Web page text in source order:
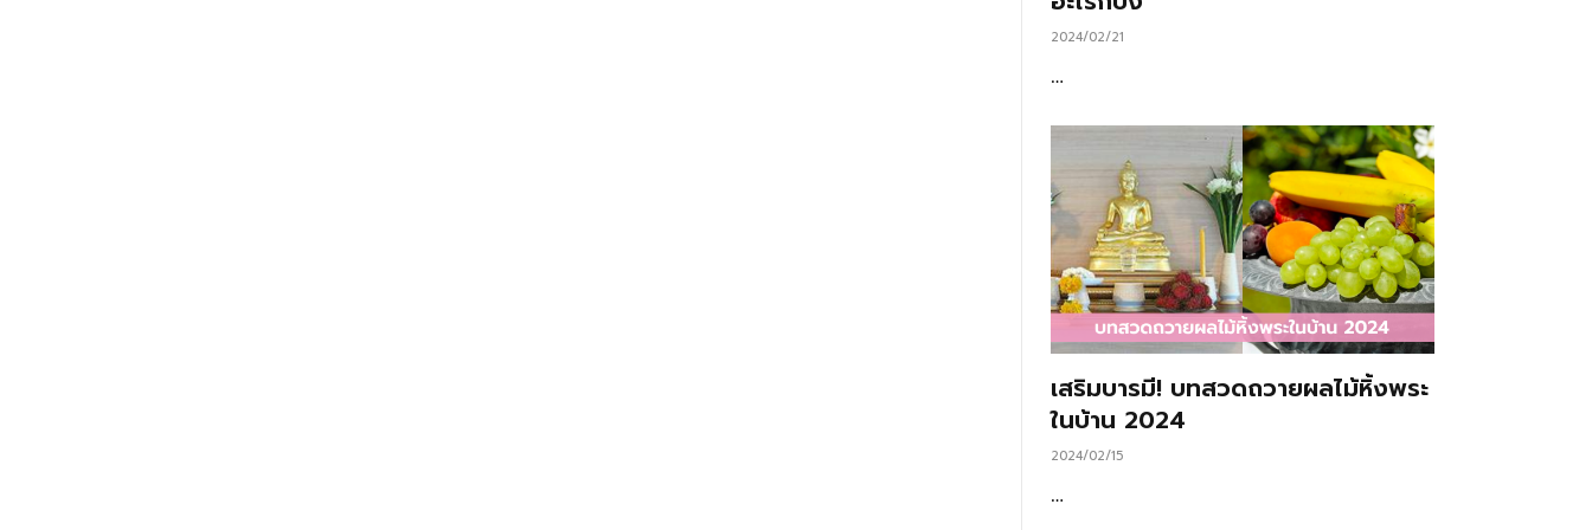
2024/02/21
…
เสริมบารมี! บทสวดถวายผลไม้หิ้งพระ
ในบ้าน 2024
2024/02/15
…